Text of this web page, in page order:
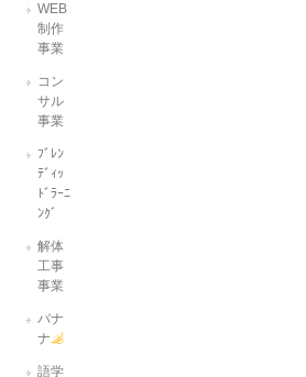
WEB
制作
事業
コン
サル
事業
ﾌﾞﾚﾝ
ﾃﾞｨｯ
ﾄﾞﾗｰﾆ
ﾝｸﾞ
解体
工事
事業
バナ
ナ
語学